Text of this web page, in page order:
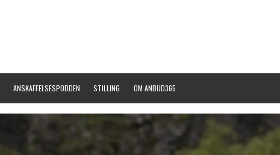
ANSKAFFELSESPODDEN STILLING OM ANBUD365